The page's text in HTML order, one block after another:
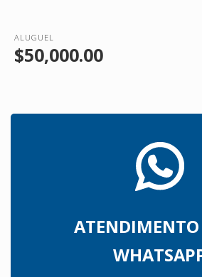
ALUGUEL
$50,000.00
ATENDIMENTO